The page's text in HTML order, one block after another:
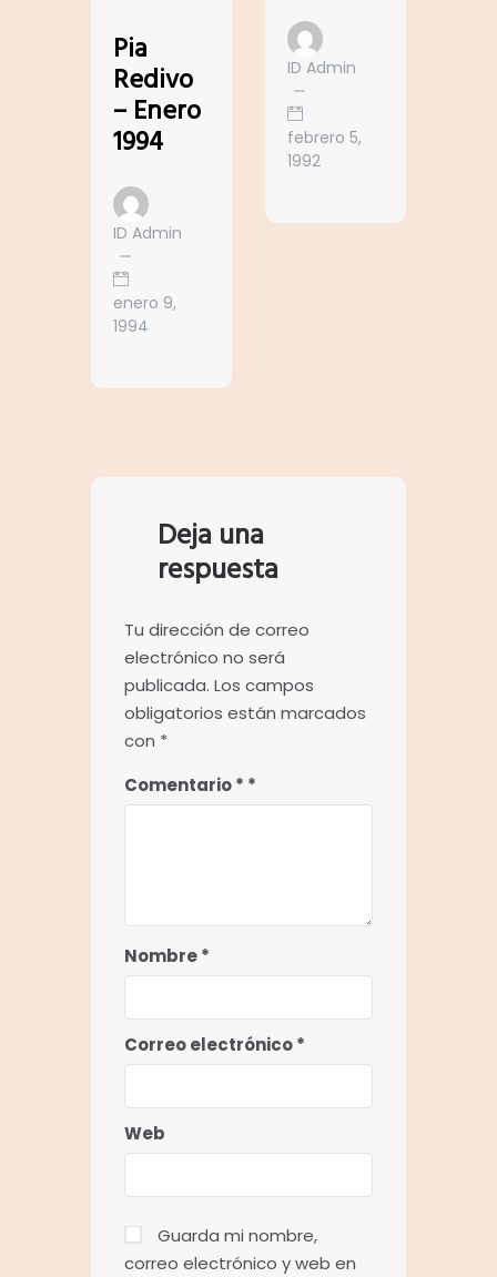
Pia
Redivo
– Enero
1994
ID Admin
enero 9,
1994
ID Admin
febrero 5,
1992
Deja una
respuesta
Tu dirección de correo
electrónico no será
publicada. Los campos
obligatorios están marcados
con *
Comentario*
Nombre*
Correo electrónico*
Web
Guarda mi nombre,
correo electrónico y web en